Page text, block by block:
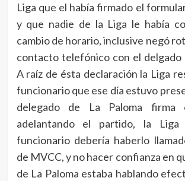
Liga que el había firmado el
y que nadie de la Liga le había
cambio de horario, inclusive negó
contacto telefónico con el delgado
A raíz de ésta declaración la Liga
funcionario que ese día estuvo
delegado de La Paloma firma
adelantando el partido, la
funcionario debería haberlo
de MVCC, y no hacer confianza en
de La Paloma estaba hablando